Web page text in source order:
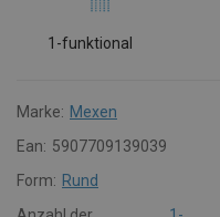
1-funktional
Marke: Mexen
Ean: 5907709139039
Form: Rund